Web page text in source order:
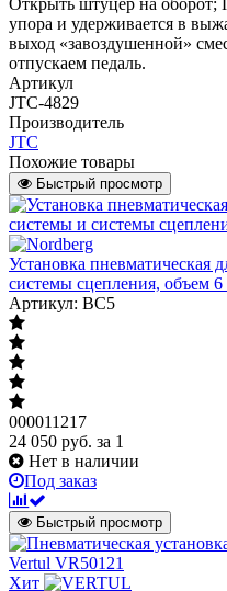
упора и удерживается в
выход «завоздушенной»
отпускаем педаль.
Артикул
JTC-4829
Производитель
JTC
Похожие товары
Быстрый просмотр
Установка пневматическая
системы сцепления, объем
Артикул: BC5
000011217
24 050 руб. за 1
Нет в наличии
Под заказ
Быстрый просмотр
Хит